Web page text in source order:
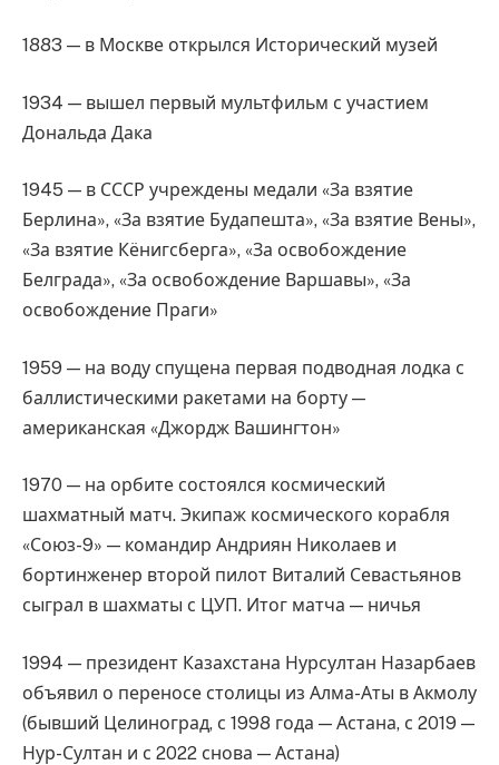
1883 — в Москве открылся Исторический музей
1934 — вышел первый мультфильм с участием
Дональда Дака
1945 — в СССР учреждены медали «За взятие
Берлина», «За взятие Будапешта», «За взятие Вены»,
«За взятие Кёнигсберга», «За освобождение
Белграда», «За освобождение Варшавы», «За
освобождение Праги»
1959 — на воду спущена первая подводная лодка с
баллистическими ракетами на борту —
американская «Джордж Вашингтон»
1970 — на орбите состоялся космический
шахматный матч. Экипаж космического корабля
«Союз-9» — командир Андриян Николаев и
бортинженер второй пилот Виталий Севастьянов
сыграл в шахматы с ЦУП. Итог матча — ничья
1994 — президент Казахстана Нурсултан Назарбаев
объявил о переносе столицы из Алма-Аты в Акмолу
(бывший Целиноград, с 1998 года — Астана, с 2019 —
Нур-Султан и с 2022 снова — Астана)